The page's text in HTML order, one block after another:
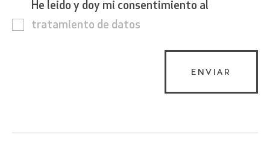
He leido y doy mi consentimiento al
tratamiento de datos